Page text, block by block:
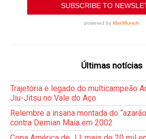
Últimas notícias
Trajetória e legado do multicampeão
Jiu-Jitsu no Vale do Aço
Relembre a insana montada do
contra Demian Maia em 2002